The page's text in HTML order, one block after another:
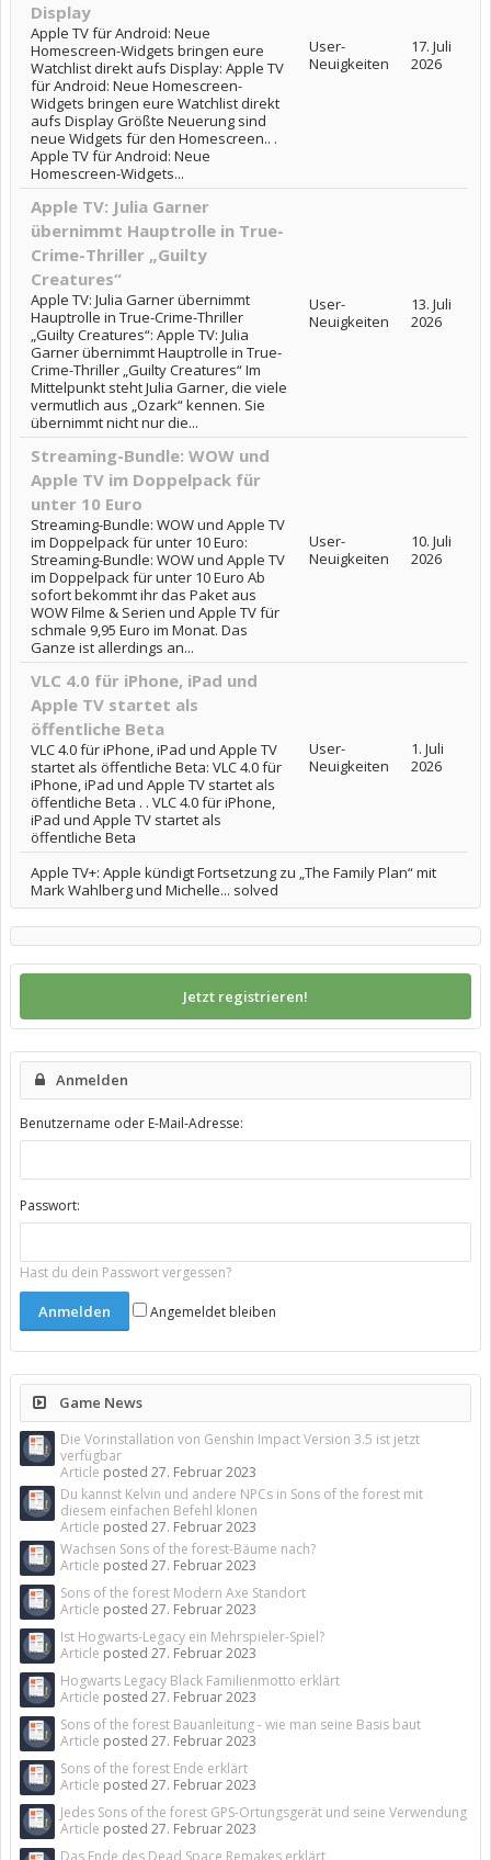
Display
Apple TV für Android: Neue
Homescreen-Widgets bringen eure
Watchlist direkt aufs Display: Apple TV
für Android: Neue Homescreen-
Widgets bringen eure Watchlist direkt
aufs Display Größte Neuerung sind
neue Widgets für den Homescreen.. .
Apple TV für Android: Neue
Homescreen-Widgets...
User-
Neuigkeiten
17. Juli
2026
Apple TV: Julia Garner
übernimmt Hauptrolle in True-
Crime-Thriller „Guilty
Creatures“
Apple TV: Julia Garner übernimmt
Hauptrolle in True-Crime-Thriller
„Guilty Creatures“: Apple TV: Julia
Garner übernimmt Hauptrolle in True-
Crime-Thriller „Guilty Creatures“ Im
Mittelpunkt steht Julia Garner, die viele
vermutlich aus „Ozark“ kennen. Sie
übernimmt nicht nur die...
User-
Neuigkeiten
13. Juli
2026
Streaming-Bundle: WOW und
Apple TV im Doppelpack für
unter 10 Euro
Streaming-Bundle: WOW und Apple TV
im Doppelpack für unter 10 Euro:
Streaming-Bundle: WOW und Apple TV
im Doppelpack für unter 10 Euro Ab
sofort bekommt ihr das Paket aus
WOW Filme & Serien und Apple TV für
schmale 9,95 Euro im Monat. Das
Ganze ist allerdings an...
User-
Neuigkeiten
10. Juli
2026
VLC 4.0 für iPhone, iPad und
Apple TV startet als
öffentliche Beta
VLC 4.0 für iPhone, iPad und Apple TV
startet als öffentliche Beta: VLC 4.0 für
iPhone, iPad und Apple TV startet als
öffentliche Beta . . VLC 4.0 für iPhone,
iPad und Apple TV startet als
öffentliche Beta
User-
Neuigkeiten
1. Juli
2026
Apple TV+: Apple kündigt Fortsetzung zu „The Family Plan“ mit
Mark Wahlberg und Michelle... solved
Jetzt registrieren!
Anmelden
Benutzername oder E-Mail-Adresse:
Passwort:
Hast du dein Passwort vergessen?
Angemeldet bleiben
Game News
Die Vorinstallation von Genshin Impact Version 3.5 ist jetzt
verfügbar
Article posted 27. Februar 2023
Du kannst Kelvin und andere NPCs in Sons of the forest mit
diesem einfachen Befehl klonen
Article posted 27. Februar 2023
Wachsen Sons of the forest-Bäume nach?
Article posted 27. Februar 2023
Sons of the forest Modern Axe Standort
Article posted 27. Februar 2023
Ist Hogwarts-Legacy ein Mehrspieler-Spiel?
Article posted 27. Februar 2023
Hogwarts Legacy Black Familienmotto erklärt
Article posted 27. Februar 2023
Sons of the forest Bauanleitung - wie man seine Basis baut
Article posted 27. Februar 2023
Sons of the forest Ende erklärt
Article posted 27. Februar 2023
Jedes Sons of the forest GPS-Ortungsgerät und seine Verwendung
Article posted 27. Februar 2023
Das Ende des Dead Space Remakes erklärt